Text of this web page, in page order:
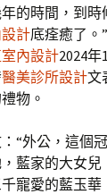
的時間，到時
計底痊癒了。
內設計2024
醫美診所設計文
物。
“外公，這個
藍家的大女兒
寵愛的藍玉